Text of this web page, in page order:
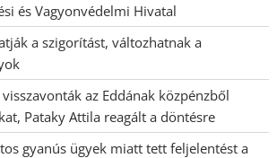
és Vagyonvédelmi Hivatal
a szigorítást, változhatnak a
az Eddának közpénzből
Pataky Attila reagált a döntésre
gyanús ügyek miatt tett feljelentést a